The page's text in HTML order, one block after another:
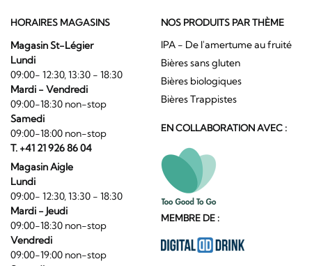
HORAIRES MAGASINS
Magasin St-Légier
Lundi
09:00- 12:30, 13:30 - 18:30
Mardi - Vendredi
09:00-18:30 non-stop
Samedi
09:00-18:00 non-stop
T. +41 21 926 86 04
Magasin Aigle
Lundi
09:00- 12:30, 13:30 - 18:30
Mardi - Jeudi
09:00-18:30 non-stop
Vendredi
09:00-19:00 non-stop
NOS PRODUITS PAR THÈME
IPA - De l'amertume au fruité
Bières sans gluten
Bières biologiques
Bières Trappistes
EN COLLABORATION AVEC :
MEMBRE DE :